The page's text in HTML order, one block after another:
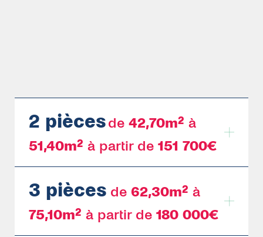
2 pièces de 42,70m² à
51,40m² à partir de 151 700€
3 pièces de 62,30m² à
75,10m² à partir de 180 000€